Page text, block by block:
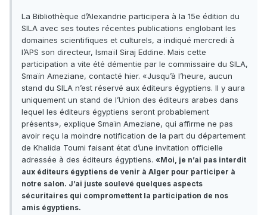
La Bibliothèque d’Alexandrie participera à la 15e édition du
SILA avec ses toutes récentes publications englobant les
domaines scientifiques et culturels, a indiqué mercredi à
l’APS son directeur, Ismaïl Siraj Eddine. Mais cette
participation a vite été démentie par le commissaire du SILA,
Smaïn Ameziane, contacté hier. «Jusqu’à l’heure, aucun
stand du SILA n’est réservé aux éditeurs égyptiens. Il y aura
uniquement un stand de l’Union des éditeurs arabes dans
lequel les éditeurs égyptiens seront probablement
présents», explique Smaïn Ameziane, qui affirme ne pas
avoir reçu la moindre notification de la part du département
de Khalida Toumi faisant état d’une invitation officielle
adressée à des éditeurs égyptiens. «Moi, je n’ai pas interdit
aux éditeurs égyptiens de venir à Alger pour participer à
notre salon. J’ai juste soulevé quelques aspects
sécuritaires qui compromettent la participation de nos
amis égyptiens.